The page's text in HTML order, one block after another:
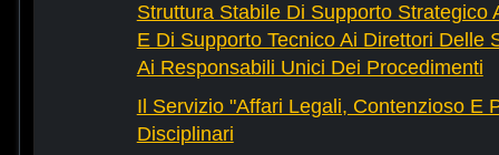
Struttura Stabile Di Supporto Strategico
E Di Supporto Tecnico Ai Direttori Delle
Ai Responsabili Unici Dei Procedimenti
Il Servizio "Affari Legali, Contenzioso E
Disciplinari